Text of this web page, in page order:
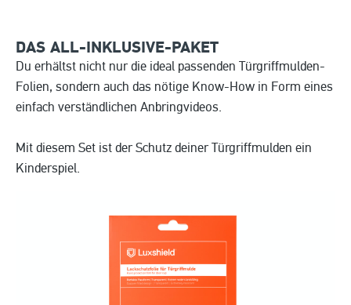
DAS ALL-INKLUSIVE-PAKET
Du erhältst nicht nur die ideal passenden Türgriffmulden-
Folien, sondern auch das nötige Know-How in Form eines
einfach verständlichen Anbringvideos.
Mit diesem Set ist der Schutz deiner Türgriffmulden ein
Kinderspiel.